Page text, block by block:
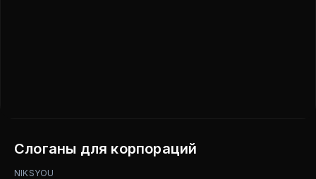
Слоганы для корпораций
NIKSYOU